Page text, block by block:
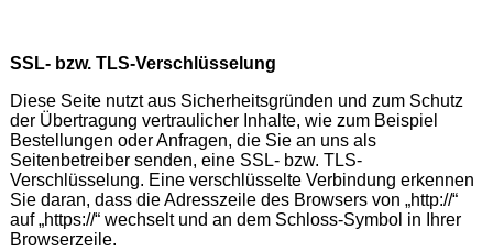
SSL- bzw. TLS-Verschlüsselung
Diese Seite nutzt aus Sicherheitsgründen und zum Schutz
der Übertragung vertraulicher Inhalte, wie zum Beispiel
Bestellungen oder Anfragen, die Sie an uns als
Seitenbetreiber senden, eine SSL- bzw. TLS-
Verschlüsselung. Eine verschlüsselte Verbindung erkennen
Sie daran, dass die Adresszeile des Browsers von „http://“
auf „https://“ wechselt und an dem Schloss-Symbol in Ihrer
Browserzeile.